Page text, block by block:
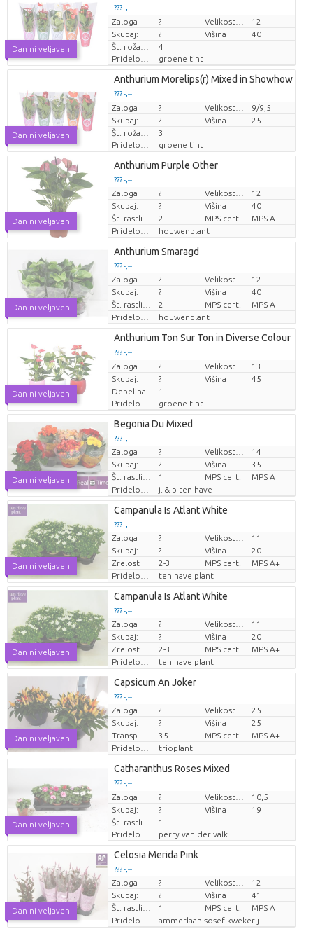
Dan ni veljaven
??? -,--
Cena za kos
Zaloga ?
12
Skupaj:
? Višina
40
4
groene tint
Dan ni veljaven
Anthurium Morelips(r) Mixed in Showhow
??? -,--
Cena za kos
Zaloga ?
9/9,5
Skupaj:
? Višina
25
3
groene tint
Dan ni veljaven
Anthurium Purple Other
??? -,--
Cena za kos
Zaloga ?
12
Skupaj:
? Višina
40
2 MPS cert.
MPS A
houwenplant
Dan ni veljaven
Anthurium Smaragd
??? -,--
Cena za kos
Zaloga ?
12
Skupaj:
? Višina
40
2 MPS cert.
MPS A
houwenplant
Dan ni veljaven
Anthurium Ton Sur Ton in Diverse Colour
??? -,--
Cena za kos
Zaloga ?
13
Skupaj:
? Višina
45
Debelina
1
groene tint
Dan ni veljaven
Begonia Du Mixed
??? -,--
Cena za kos
Zaloga ?
14
Skupaj:
? Višina
35
1 MPS cert.
MPS A
j. & p ten have
Dan ni veljaven
Campanula Is Atlant White
??? -,--
Cena za kos
Zaloga ?
11
Skupaj:
? Višina
20
Zrelost
2-3 MPS cert.
MPS A+
ten have plant
Dan ni veljaven
Campanula Is Atlant White
??? -,--
Cena za kos
Zaloga ?
11
Skupaj:
? Višina
20
Zrelost
2-3 MPS cert.
MPS A+
ten have plant
Dan ni veljaven
Capsicum An Joker
??? -,--
Cena za kos
Zaloga ?
25
Skupaj:
? Višina
25
35 MPS cert.
MPS A+
trioplant
Dan ni veljaven
Catharanthus Roses Mixed
??? -,--
Cena za kos
Zaloga ?
10,5
Skupaj:
? Višina
19
1
perry van der valk
Dan ni veljaven
Celosia Merida Pink
??? -,--
Cena za kos
Zaloga ?
12
Skupaj:
? Višina
41
1 MPS cert.
MPS A
ammerlaan-sosef kwekerij